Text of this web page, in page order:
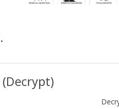
.
(Decrypt)